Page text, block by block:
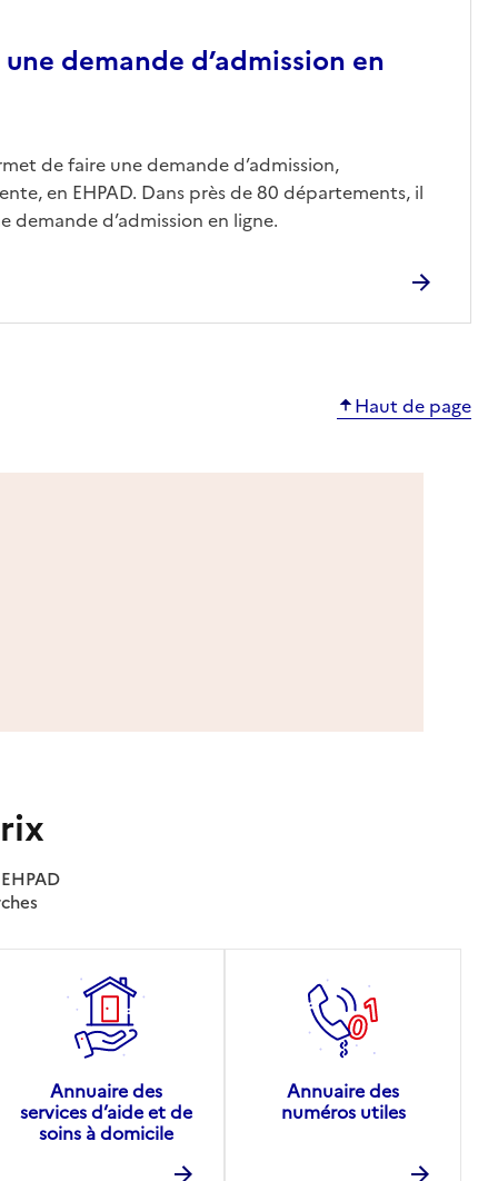
demande d’admission en
de faire une demande d’admission,
en EHPAD. Dans près de 80 départements, il
demande d’admission en ligne.
Haut de page
Annuaire des
services d’aide et de
soins à domicile
Annuaire des
numéros utiles